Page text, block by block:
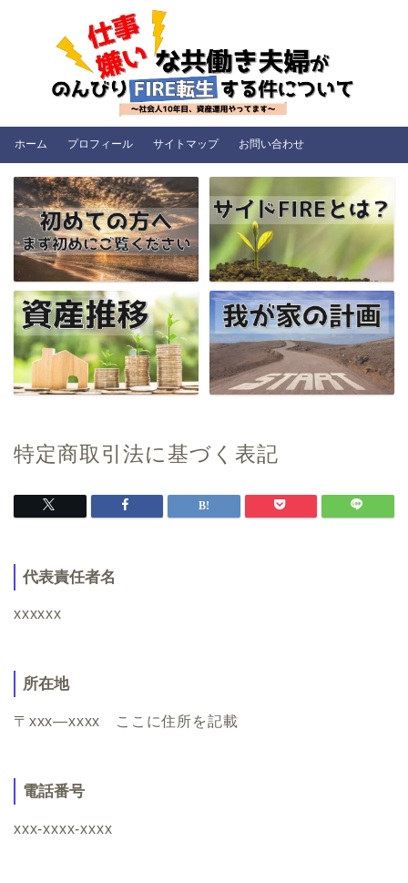
ホーム プロフィール サイトマップ お問い合わせ
特定商取引法に基づく表記
代表責任者名
xxxxxx
所在地
〒xxx―xxxx ここに住所を記載
電話番号
xxx-xxxx-xxxx